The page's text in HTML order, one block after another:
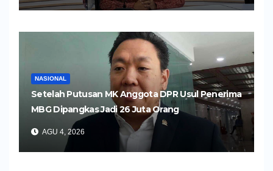
NASIONAL
Setelah Putusan MK Anggota DPR Usul Penerima
MBG Dipangkas Jadi 26 Juta Orang
AGU 4, 2026